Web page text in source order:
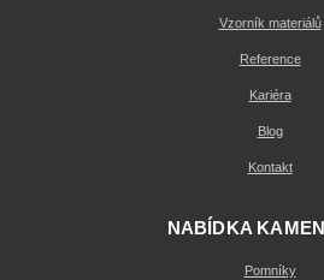
Vzorník materiálů
Reference
Kariéra
Blog
Kontakt
NABÍDKA
Pomníky